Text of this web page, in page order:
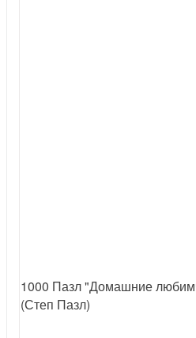
1000 Пазл "Домашние
(Степ Пазл)